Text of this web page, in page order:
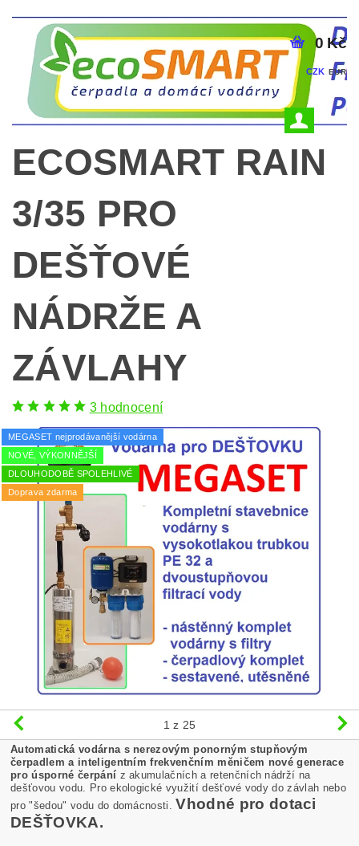
CZK EUR
0 Kč
ECOSMART RAIN
3/35 PRO
DEŠŤOVÉ
NÁDRŽE A
ZÁVLAHY
3 hodnocení
MEGASET nejprodávanější vodárna
NOVÉ, VÝKONNĚJŠÍ
DLOUHODOBĚ SPOLEHLIVÉ
Doprava zdarma
1 z 25
Automatická vodárna s nerezovým ponorným stupňovým
čerpadlem a inteligentním frekvenčním měničem nové generace
pro úsporné čerpání z akumulačních a retenčních nádrží na
dešťovou vodu. Pro ekologické využití dešťové vody do závlah nebo
pro "šedou" vodu do domácnosti. Vhodné pro dotaci
DEŠŤOVKA.